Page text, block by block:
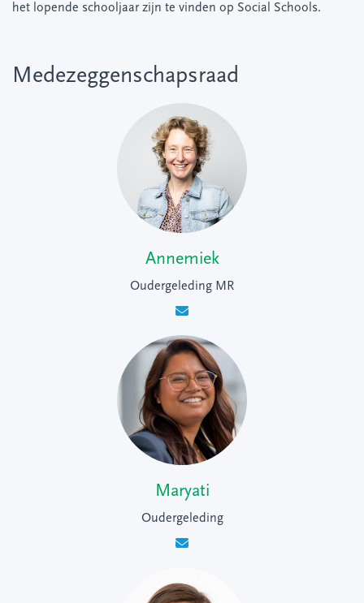
het lopende schooljaar zijn te vinden op Social Schools.
Medezeggenschapsraad
Annemiek
Oudergeleding MR
Maryati
Oudergeleding